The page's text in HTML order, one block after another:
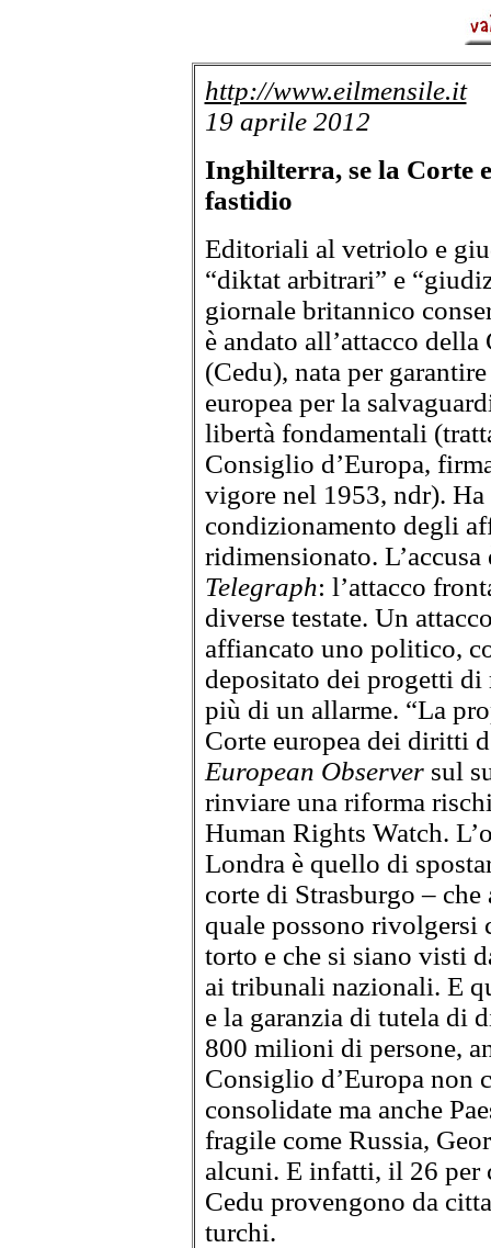
http://www.eilmensile.it
19 aprile 2012
Inghilterra, se la Corte
fastidio
Editoriali al vetriolo e
“diktat arbitrari” e
giornale britannico
è andato all’attacco
(Cedu), nata per
europea per la
libertà fondamentali
Consiglio d’Europa,
vigore nel 1953, ndr).
condizionamento degli
ridimensionato.
Telegraph: l’attacco
diverse testate. Un
affiancato uno politico,
depositato dei progetti di
più di un allarme. “La
Corte europea dei diritti
European Observersul
rinviare una riforma
Human Rights Watch.
Londra è quello di
corte di Strasburgo –
quale possono rivolgersi
torto e che si siano visti
ai tribunali nazionali. E
e la garanzia di tutela di
800 milioni di persone,
Consiglio d’Europa non
consolidate ma anche
fragile come Russia,
alcuni. E infatti, il 26 per
Cedu provengono da
turchi.